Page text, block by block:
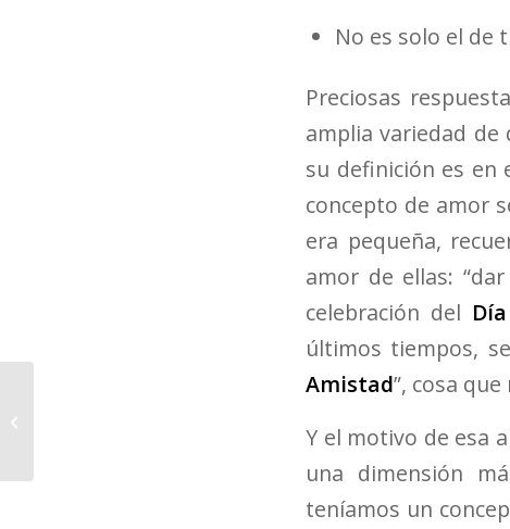
No es solo el de
Preciosas
amplia variedad
su definición es en
concepto de amor
era pequeña,
amor de ellas:
celebración del
últimos tiempos,
Amistad”, cosa
Y el motivo de esa
una dimensión
teníamos un